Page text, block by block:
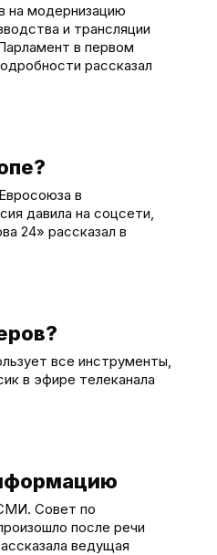
на модернизацию
и трансляции
в первом
рассказал
в
давила на соцсети,
24» рассказал в
все инструменты,
в эфире телеканала
Совет по
после речи
ведущая